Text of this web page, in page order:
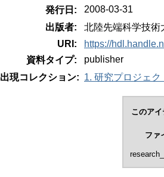
発行日:
2008-03-31
出版者:
北陸先端科学技
URI:
https://
資料タイプ:
publisher
出現コレクション: 1. 研究プロジェ
このア
ファ